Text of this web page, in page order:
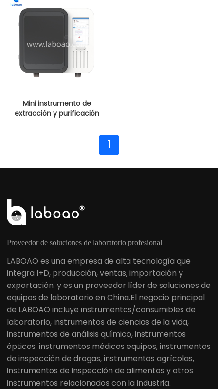
Mini instrumento de
extracción y purificación
de ácidos nucleicos
1
Proveedor de soluciones de laboratorio profesional
LABOAO es una empresa de alta tecnología que
integra I+D, producción, ventas, importación y
exportación, y es un proveedor líder de soluciones de
equipos de laboratorio en China.El negocio principal
de LABOAO incluye instrumentos/consumibles de
laboratorio, instrumentos de ciencias de la vida,
instrumentos de análisis químico, instrumentos
ópticos, instrumentos médicos equipos, instrumentos
de inspección de drogas, instrumentos agrícolas,
instrumentos de inspección de alimentos y otros
instrumentos relacionados con la industria.